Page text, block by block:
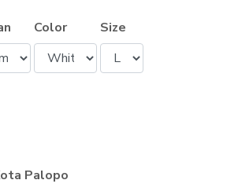
Color Size
Palopo